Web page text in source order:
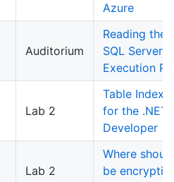
Azure
Auditorium
Reading the
SQL Server
Execution
Lab 2
Table
for the .NET
Developer
Lab 2
Where
be